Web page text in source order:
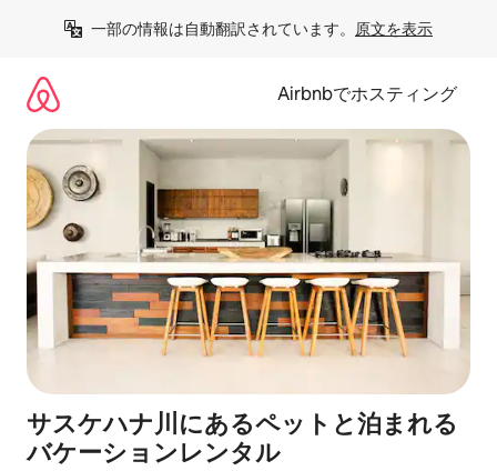
一部の情報は自動翻訳されています。 原文を表示
Airbnbでホスティング
サスケハナ川にあるペットと泊まれる
バケーションレンタル